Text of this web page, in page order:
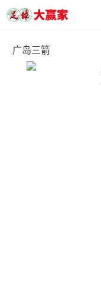
广岛三箭